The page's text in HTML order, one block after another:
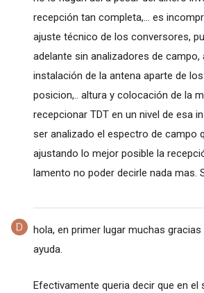
recepción tan completa,... es
ajuste técnico de los conversores,
adelante sin analizadores de
instalación de la antena aparte de
posicion,.. altura y colocación de la
recepcionar TDT en un nivel de esa
ser analizado el espectro de campo
ajustando lo mejor posible la
lamento no poder decirle nada mas.
hola, en primer lugar muchas
ayuda.
Efectivamente queria decir que en el